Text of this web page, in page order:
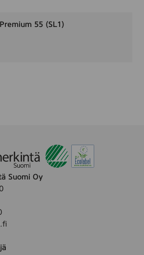
55 (SL1)
Suomi Oy